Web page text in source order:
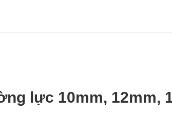
lực 10mm, 12mm,